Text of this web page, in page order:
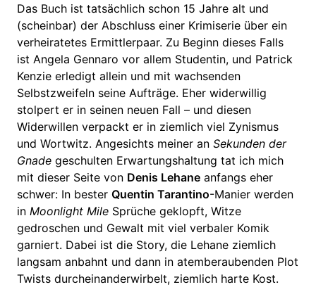
Das Buch ist tatsächlich schon 15 Jahre alt und
(scheinbar) der Abschluss einer Krimiserie über ein
verheiratetes Ermittlerpaar. Zu Beginn dieses Falls
ist Angela Gennaro vor allem Studentin, und Patrick
Kenzie erledigt allein und mit wachsenden
Selbstzweifeln seine Aufträge. Eher widerwillig
stolpert er in seinen neuen Fall – und diesen
Widerwillen verpackt er in ziemlich viel Zynismus
und Wortwitz. Angesichts meiner an Sekunden der
Gnade geschulten Erwartungshaltung tat ich mich
mit dieser Seite von Denis Lehane anfangs eher
schwer: In bester Quentin Tarantino-Manier werden
in Moonlight Mile Sprüche geklopft, Witze
gedroschen und Gewalt mit viel verbaler Komik
garniert. Dabei ist die Story, die Lehane ziemlich
langsam anbahnt und dann in atemberaubenden Plot
Twists durcheinanderwirbelt, ziemlich harte Kost.